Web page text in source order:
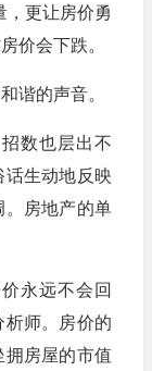
更让房价勇
价会下跌。
谐的声音。
数也层出不
生动地反映
。房地产的单
永远不会回
师。房价的
房屋的市值